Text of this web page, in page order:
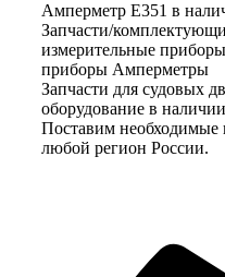
Амперметр Е351 в
Запчасти/
измерительные
приборы Амперметры
Запчасти для судовых
оборудование в
Поставим необходимые
любой регион России.